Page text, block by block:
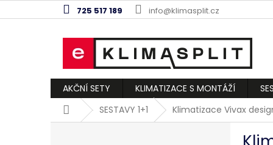
na
725 517 189 info@klimasplit.cz
AKČNÍ SETY KLIMATIZACE S MONTÁŽÍ
DomůSESTAVY 1+1 Klimatizace Vivax